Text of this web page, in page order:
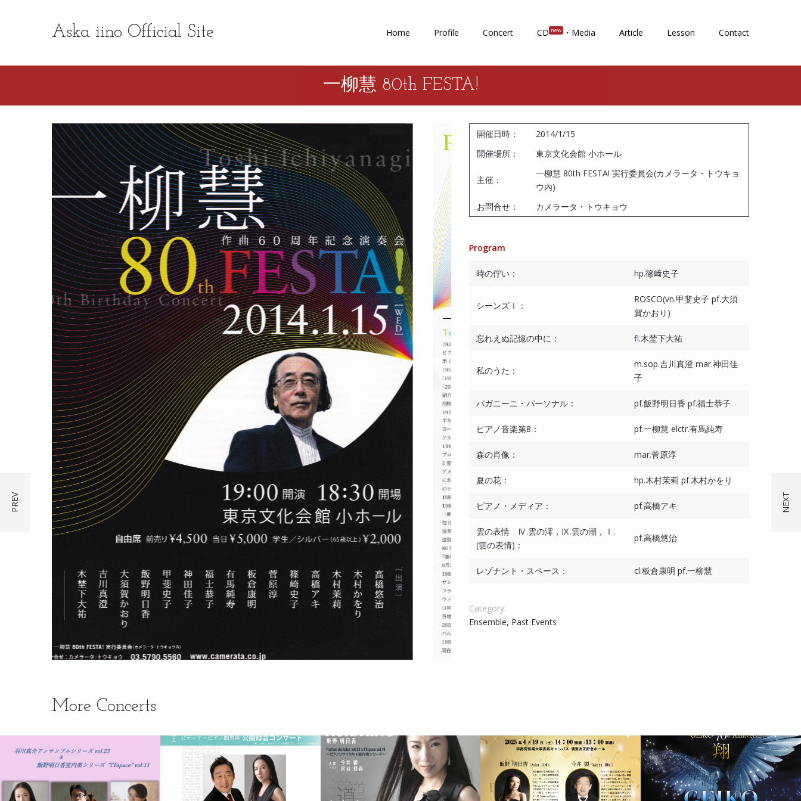
Aska iino Official Site Home Profile Concert CD new ・Media Article Lesson Contact
一柳慧 80th FESTA!
開催日時：
2014/1/15
開催場所：
東京文化会館 小ホール
主催：
一柳慧 80th FESTA! 実行委員会(カメラータ・トウキョ
ウ内)
お問合せ：
カメラータ・トウキョウ
Program
時の佇い： hp.篠﨑史子
シーンズⅠ：
ROSCO(vn.甲斐史子 pf.大須
賀かおり)
忘れえぬ記憶の中に： fl.木埜下大祐
私のうた：
m.sop.吉川真澄 mar.神田佳
子
パガニーニ・パーソナル： pf.飯野明日香 pf.福士恭子
ピアノ音楽第8： pf.一柳慧 elctr.有馬純寿
森の肖像： mar.菅原淳
夏の花： hp.木村茉莉 pf.木村かをり
ピアノ・メディア： pf.高橋アキ
雲の表情 Ⅳ.雲の澪，Ⅸ.雲の潮，Ⅰ.
(雲の表情)：
pf.高橋悠治
レゾナント・スペース： cl.板倉康明 pf.一柳慧
Category:
Ensemble, Past Events
More Concerts